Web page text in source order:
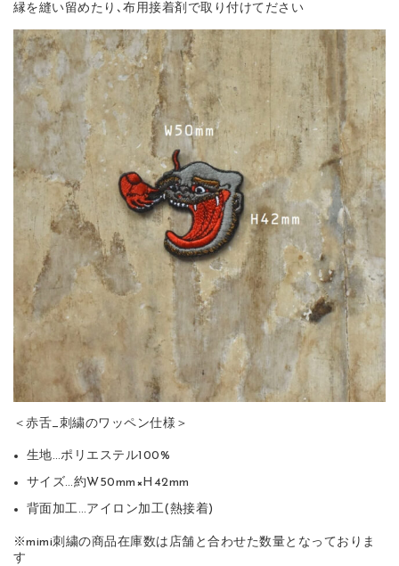
縁を縫い留めたり､布用接着剤で取り付けてださい
＜赤舌_刺繍のワッペン仕様＞
生地…ポリエステル100%
サイズ…約W50mm×H42mm
背面加工…アイロン加工(熱接着)
※mimi刺繍の商品在庫数は店舗と合わせた数量となっておりま
す